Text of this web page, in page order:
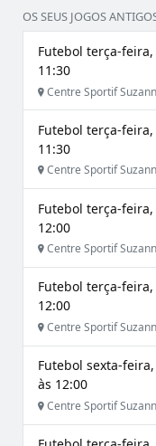
OS SEUS JOGOS
Futebol terça-
11:30
Centre Sportif
Futebol terça-
11:30
Centre Sportif
Futebol terça-
12:00
Centre Sportif
Futebol terça-
12:00
Centre Sportif
Futebol sexta-
às 12:00
Centre Sportif